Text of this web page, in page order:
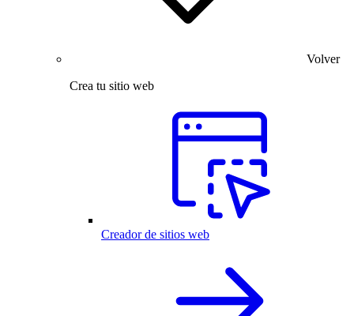
Volver
Crea tu sitio web
Creador de sitios web